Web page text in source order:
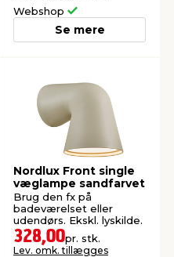
Webshop
Se mere
Nordlux Front single
væglampe sandfarvet
Brug den fx på
badeværelset eller
udendørs. Ekskl. lyskilde.
328,00pr. stk.
Lev. omk. tillægges